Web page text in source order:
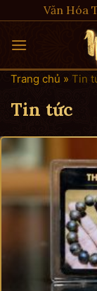
to
content
Văn Hóa
Trang chủ » Tin
Tin tức